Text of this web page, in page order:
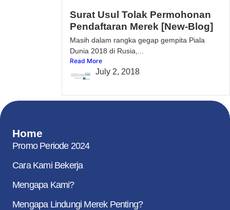
Surat Usul Tolak Permohonan
Pendaftaran Merek [New-Blog]
Masih dalam rangka gegap gempita Piala
Dunia 2018 di Rusia,...
Read More
July 2, 2018
Home
Promo Periode 2024
Cara Kami Bekerja
Mengapa Kami?
Mengapa Lindungi Merek Penting?